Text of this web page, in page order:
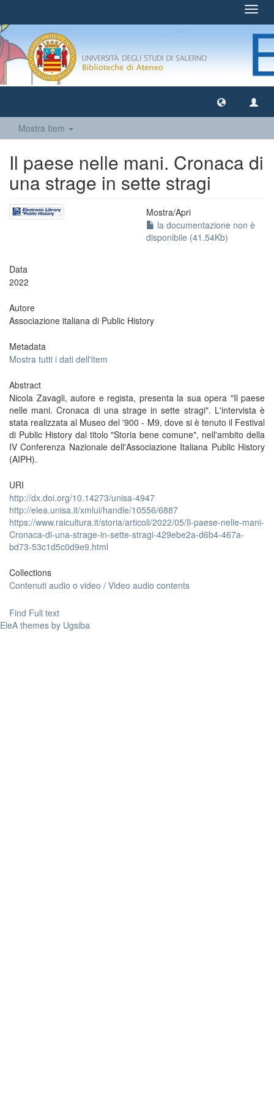
Mostra Item
Il paese nelle mani. Cronaca di
una strage in sette stragi
Mostra/Apri
la documentazione non è
disponibile (41.54Kb)
Data
2022
Autore
Associazione italiana di Public History
Metadata
Mostra tutti i dati dell'item
Abstract
Nicola Zavagli, autore e regista, presenta la sua opera "Il paese
nelle mani. Cronaca di una strage in sette stragi". L'intervista è
stata realizzata al Museo del '900 - M9, dove si è tenuto il Festival
di Public History dal titolo "Storia bene comune", nell'ambito della
IV Conferenza Nazionale dell'Associazione Italiana Public History
(AIPH).
URI
http://dx.doi.org/10.14273/unisa-4947
http://elea.unisa.it/xmlui/handle/10556/6887
https://www.raicultura.it/storia/articoli/2022/05/Il-paese-nelle-mani-
Cronaca-di-una-strage-in-sette-stragi-429ebe2a-d6b4-467a-
bd73-53c1d5c0d9e9.html
Collections
Contenuti audio o video / Video audio contents
Find Full text
EleA themes by Ugsiba